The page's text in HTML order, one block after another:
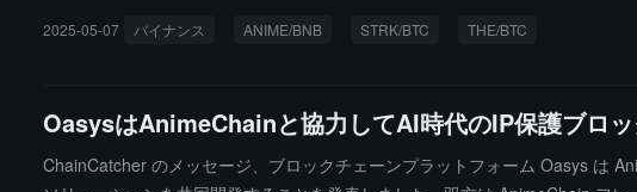
2025-05-07 バイナンス ANIME/BNB STRK/BTC THE/BTC
OasysはAnimeChainと協力してAI時代のIP保護ブロッ
ChainCatcher のメッセージ、ブロックチェーンプラットフォーム Oasys は